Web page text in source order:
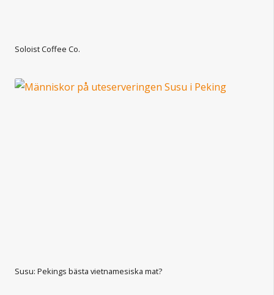
Soloist Coffee Co.
Susu: Pekings bästa vietnamesiska mat?